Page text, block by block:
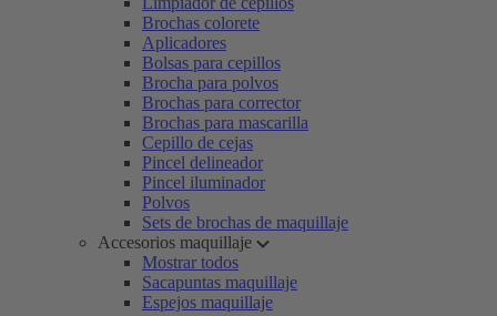
Brochas colorete
Aplicadores
Bolsas para cepillos
Brocha para polvos
Brochas para corrector
Brochas para mascarilla
Cepillo de cejas
Pincel delineador
Pincel iluminador
Polvos
Sets de brochas de maquillaje
Accesorios maquillaje
Mostrar todos
Sacapuntas maquillaje
Espejos maquillaje